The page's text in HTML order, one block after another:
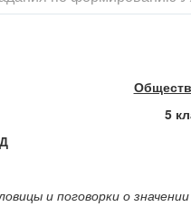
5
и поговорки о